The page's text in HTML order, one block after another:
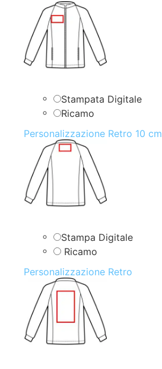
Stampata Digitale
Ricamo
Personalizzazione Retro 10 cm
Stampa Digitale
Ricamo
Personalizzazione Retro